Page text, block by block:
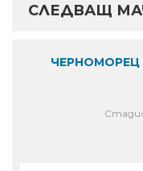
СЛЕДВАЩ
ЧЕРНОМОРЕЦ